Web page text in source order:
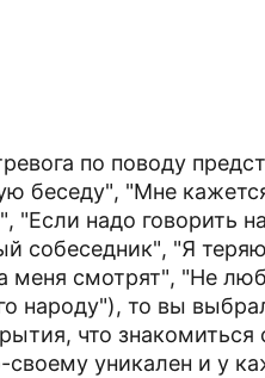
по поводу
беседу", "Мне
"Если надо говорить
собеседник", "Я
меня смотрят", "Не
народу"), то вы
что
уникален и у